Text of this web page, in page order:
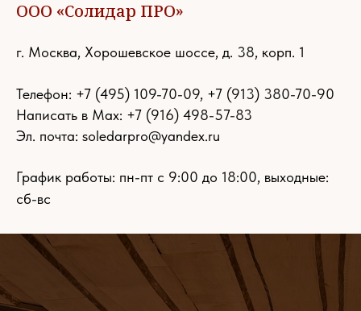
ООО «Солидар ПРО»
г. Москва, Хорошевское шоссе, д. 38, корп. 1
Телефон: +7 (495) 109-70-09, +7 (913) 380-70-90
Написать в Max: +7 (916) 498-57-83
Эл. почта: soledarpro@yandex.ru
График работы: пн-пт с 9:00 до 18:00, выходные:
сб-вс